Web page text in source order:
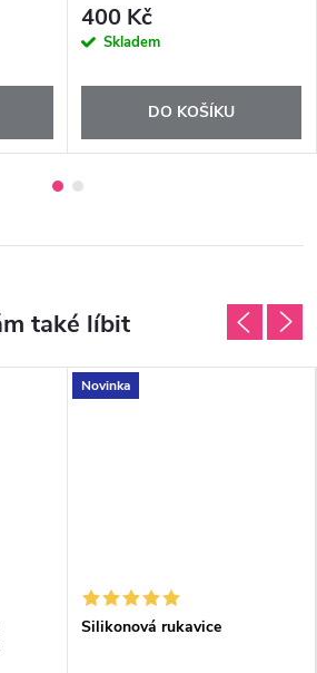
400 Kč
Skladem
DO KOŠÍKU
Novinka
Silikonová rukavice